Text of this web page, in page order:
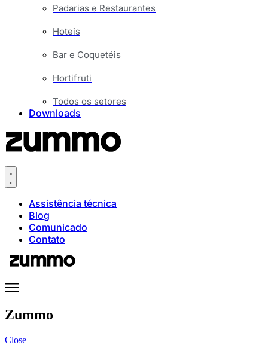
Padarias e Restaurantes
Hoteis
Bar e Coquetéis
Hortifruti
Todos os setores
Downloads
Assistência técnica
Blog
Comunicado
Contato
Zummo
Close